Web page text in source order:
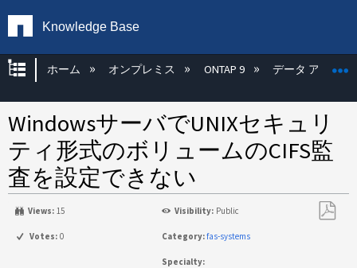
Knowledge Base
グローバル階層を展開/折りたたむ
ホーム オンプレミス ONTAP 9 データ アクセス
WindowsサーバでUNIXセキュリ
ティ形式のボリュームのCIFS監
査を設定できない
Views: 15 Visibility: Public
Votes: 0 Category:fas-systems
Specialty: